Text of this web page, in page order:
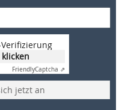
FriendlyCaptcha ⇗
jetzt an